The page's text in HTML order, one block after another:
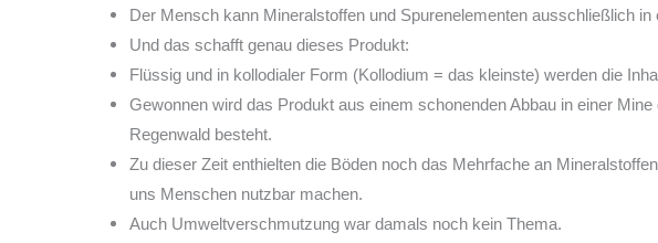
Der Mensch kann Mineralstoffen und Spurenelementen ausschließlich
Und das schafft genau dieses Produkt:
Flüssig und in kollodialer Form (Kollodium = das kleinste) werden die
Gewonnen wird das Produkt aus einem schonenden Abbau in einer
Regenwald besteht.
Zu dieser Zeit enthielten die Böden noch das Mehrfache an
uns Menschen nutzbar machen.
Auch Umweltverschmutzung war damals noch kein Thema.